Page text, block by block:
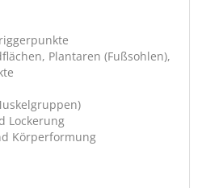
Plantaren (Fußsohlen),
Lockerung
Körperformung